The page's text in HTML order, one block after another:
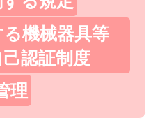
機械器具等
認証制度
理